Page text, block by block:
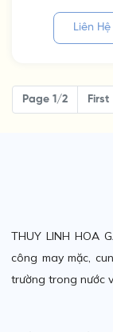
Liên Hệ
Page 1/2 First
THUY LINH HOA
công may mặc,
trường trong nước